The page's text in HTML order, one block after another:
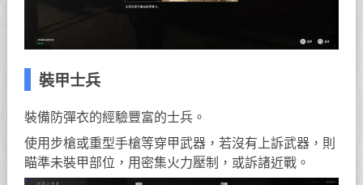
裝甲士兵
裝備防彈衣的經驗豐富的士兵。
使用步槍或重型手槍等穿甲武器，若沒有上訴武器，則
瞄準未裝甲部位，用密集火力壓制，或訴諸近戰。